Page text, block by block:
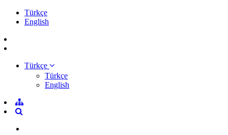
Türkçe
English
Türkçe
Türkçe
English